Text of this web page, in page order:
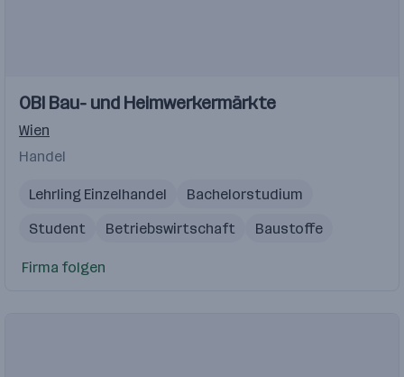
Einblicke
OBI Bau- und Heimwerkermärkte
Wien
Handel
Lehrling Einzelhandel
Bachelorstudium
Student
Betriebswirtschaft Baustoffe
Firma folgen